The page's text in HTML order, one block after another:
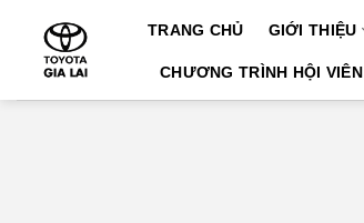
content
TRANG CHỦ GIỚI THIỆU
CHƯƠNG TRÌNH HỘI VIÊN